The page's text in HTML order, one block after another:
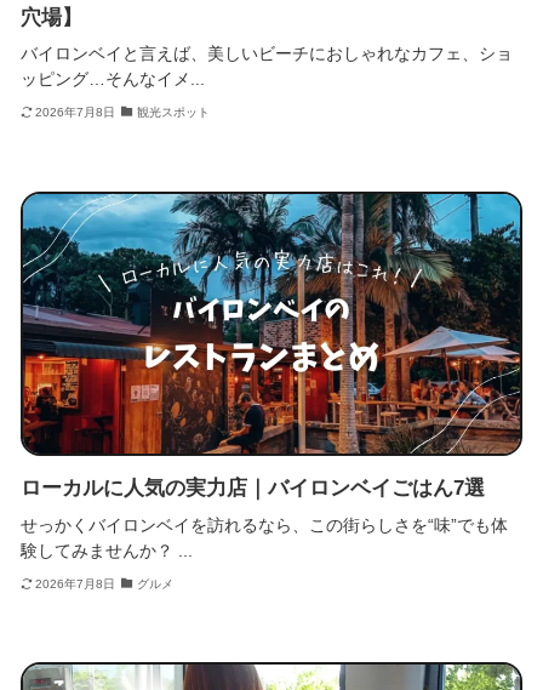
穴場】
バイロンベイと言えば、美しいビーチにおしゃれなカフェ、ショ
ッピング…そんなイメ...
2026年7月8日 観光スポット
ローカルに人気の実力店｜バイロンベイごはん7選
せっかくバイロンベイを訪れるなら、この街らしさを“味”でも体
験してみませんか？ ...
2026年7月8日 グルメ